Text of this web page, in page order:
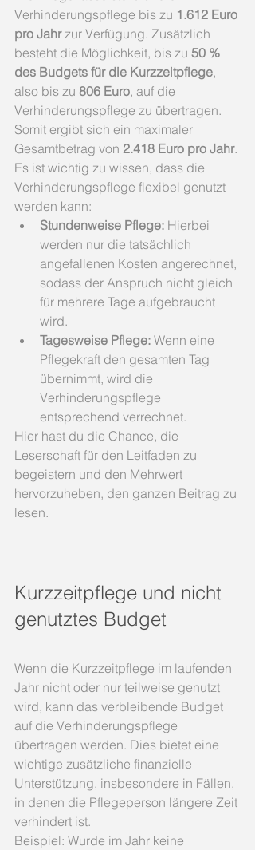
Verhinderungspflege bis zu 1.612 Euro
pro Jahr zur Verfügung. Zusätzlich
besteht die Möglichkeit, bis zu 50 %
des Budgets für die Kurzzeitpflege,
also bis zu 806 Euro, auf die
Verhinderungspflege zu übertragen.
Somit ergibt sich ein maximaler
Gesamtbetrag von 2.418 Euro pro Jahr.
Es ist wichtig zu wissen, dass die
Verhinderungspflege flexibel genutzt
werden kann:
Stundenweise Pflege: Hierbei
werden nur die tatsächlich
angefallenen Kosten angerechnet,
sodass der Anspruch nicht gleich
für mehrere Tage aufgebraucht
wird.
Tagesweise Pflege: Wenn eine
Pflegekraft den gesamten Tag
übernimmt, wird die
Verhinderungspflege
entsprechend verrechnet.
Hier hast du die Chance, die
Leserschaft für den Leitfaden zu
begeistern und den Mehrwert
hervorzuheben, den ganzen Beitrag zu
lesen.
Kurzzeitpflege und nicht
genutztes Budget
Wenn die Kurzzeitpflege im laufenden
Jahr nicht oder nur teilweise genutzt
wird, kann das verbleibende Budget
auf die Verhinderungspflege
übertragen werden. Dies bietet eine
wichtige zusätzliche finanzielle
Unterstützung, insbesondere in Fällen,
in denen die Pflegeperson längere Zeit
verhindert ist.
Beispiel: Wurde im Jahr keine